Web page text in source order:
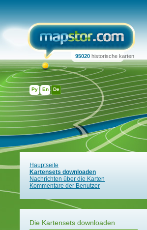
Ру En De
95020 historische karten
Hauptseite
Kartensets downloaden
Nachrichten über die Karten
Kommentare der Benutzer
Die Kartensets downloaden